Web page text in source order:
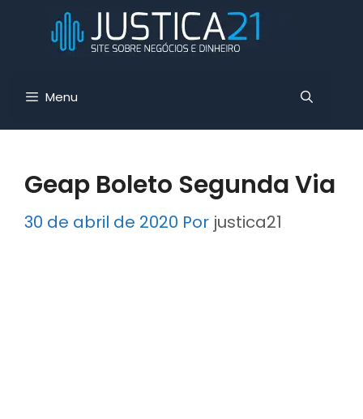
Menu
Geap Boleto Segunda Via
30 de abril de 2020 Por justica21